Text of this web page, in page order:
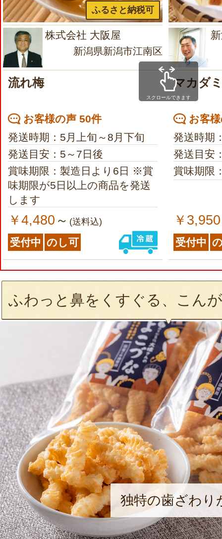
ふるさと納税可
株式会社 大阪屋
新潟県新潟市江南区
流れ梅
お客様の声 50件
発送時期：5月上旬～8月下旬
発送目安：5～7日後
賞味期限：製造日より6日 ※賞
味期限が5日以上の商品を発送
します
￥4,480 ～ (送料込)
受付中 のし可
マカダ
お客
発送時期
発送目安
賞味期限
￥3,950
受付中
スクロールできます
ふわっと鼻をくすぐる、こん
独特の歯ざわり